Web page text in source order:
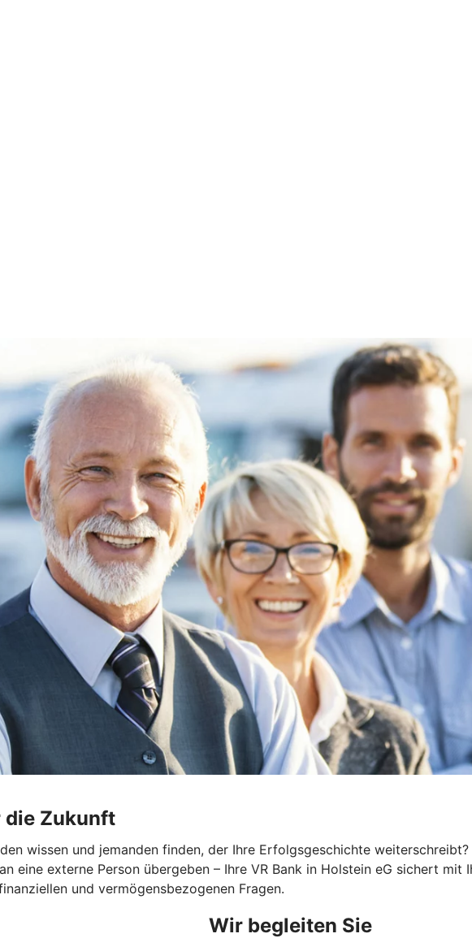
die Zukunft
wissen und jemanden finden, der Ihre Erfolgsgeschichte
eine externe Person übergeben – Ihre VR Bank in Holstein eG sichert mit
und vermögensbezogenen Fragen.
Wir begleiten Sie